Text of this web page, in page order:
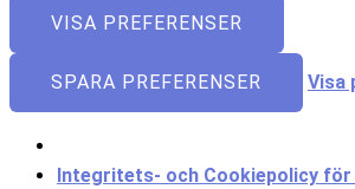
VISA PREFERENSER
SPARA PREFERENSER Visa
Integritets- och Cookiepolicy